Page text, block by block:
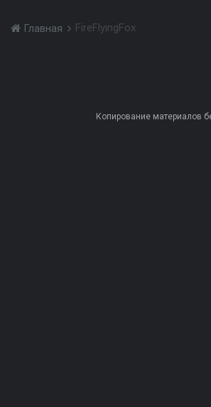
Главная FireFlyingFox
Копирование материалов